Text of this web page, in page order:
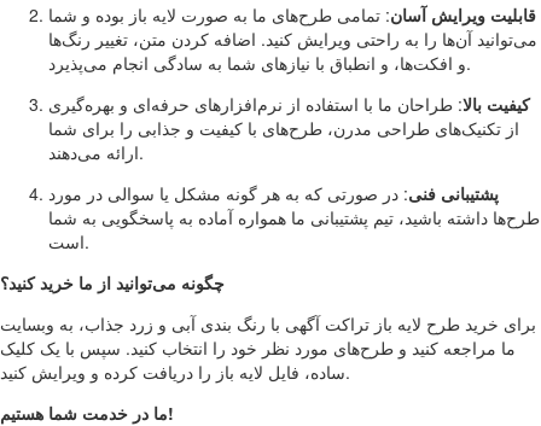
قابلیت ویرایش آسان: تمامی طرح‌های ما به صورت لایه باز بوده و شما
می‌توانید آن‌ها را به راحتی ویرایش کنید. اضافه کردن متن، تغییر رنگ‌ها
و افکت‌ها، و انطباق با نیازهای شما به سادگی انجام می‌پذیرد.
کیفیت بالا: طراحان ما با استفاده از نرم‌افزارهای حرفه‌ای و بهره‌گیری
از تکنیک‌های طراحی مدرن، طرح‌های با کیفیت و جذابی را برای شما
ارائه می‌دهند.
پشتیبانی فنی: در صورتی که به هر گونه مشکل یا سوالی در مورد
طرح‌ها داشته باشید، تیم پشتیبانی ما همواره آماده به پاسخگویی به شما
است.
چگونه می‌توانید از ما خرید کنید؟
برای خرید طرح لایه باز تراکت آگهی با رنگ بندی آبی و زرد جذاب، به وبسایت
ما مراجعه کنید و طرح‌های مورد نظر خود را انتخاب کنید. سپس با یک کلیک
ساده، فایل لایه باز را دریافت کرده و ویرایش کنید.
ما در خدمت شما هستیم!